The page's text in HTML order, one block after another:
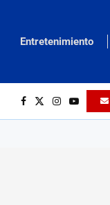
Entretenimiento